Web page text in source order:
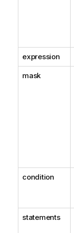
expression
mask
condition
statements